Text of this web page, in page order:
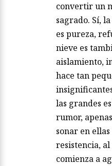
convertir un
sagrado. Sí,
es pureza,
nieve es
aislamiento,
hace tan
las grandes
rumor,
sonar en
resistencia,
comienza a